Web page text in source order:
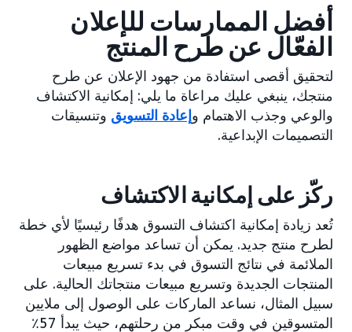
أفضل الممارسات للإعلان
الفعّال عن طرح المنتج
لتحقيق أقصى استفادة من جهود الإعلان عن طرح
منتجك، ينبغي عليك مراعاة ما يلي: إمكانية الاكتشاف
والوعي وجذب الاهتمام وإعادة التسويق وتنسيقات
التصميمات الإبداعية.
ركّز على إمكانية الاكتشاف
تُعد زيادة إمكانية اكتشاف التسوق هدفًا رئيسيًا لأي خطة
لطرح منتج جديد. يمكن أن تساعد مواضع الظهور
الملائمة في نتائج التسوق في بدء تسريع مبيعات
المنتجات الجديدة وتسريع مبيعات منتجاتك الحالية. على
سبيل المثال، نساعد الماركات على الوصول إلى ملايين
المتسوقين في وقت مبكر من رحلتهم، حيث يبدأ 57٪